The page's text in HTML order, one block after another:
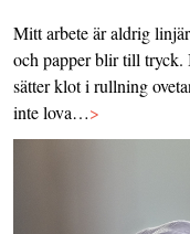
Mitt arbete är aldrig
och papper blir till tryck.
sätter klot i rullning
inte lova…>